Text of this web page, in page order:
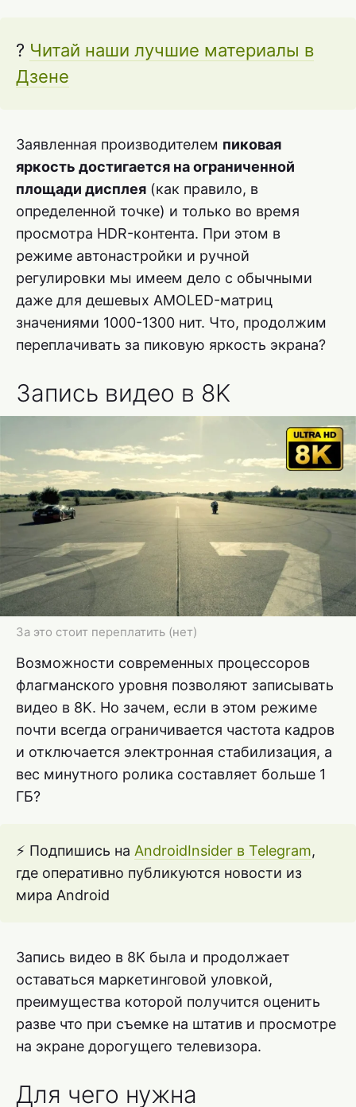
? Читай наши лучшие материалы в
Дзене
Заявленная производителем пиковая
яркость достигается на ограниченной
площади дисплея (как правило, в
определенной точке) и только во время
просмотра HDR-контента. При этом в
режиме автонастройки и ручной
регулировки мы имеем дело с обычными
даже для дешевых AMOLED-матриц
значениями 1000-1300 нит. Что, продолжим
переплачивать за пиковую яркость экрана?
Запись видео в 8K
За это стоит переплатить (нет)
Возможности современных процессоров
флагманского уровня позволяют записывать
видео в 8K. Но зачем, если в этом режиме
почти всегда ограничивается частота кадров
и отключается электронная стабилизация, а
вес минутного ролика составляет больше 1
ГБ?
⚡ Подпишись на AndroidInsider в Telegram,
где оперативно публикуются новости из
мира Android
Запись видео в 8K была и продолжает
оставаться маркетинговой уловкой,
преимущества которой получится оценить
разве что при съемке на штатив и просмотре
на экране дорогущего телевизора.
Для чего нужна